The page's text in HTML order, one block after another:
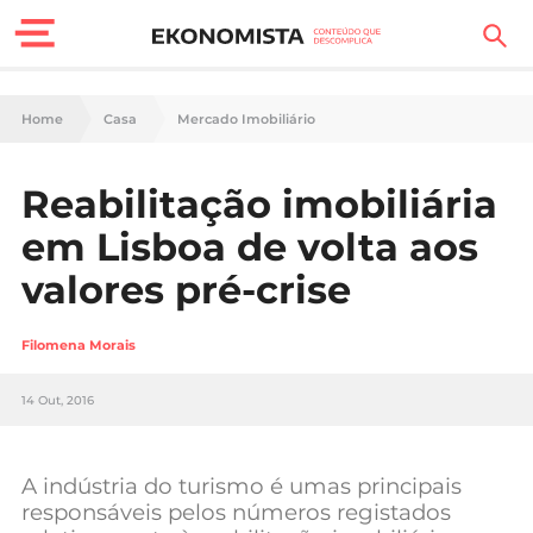
Finanças Pessoais
Carreira
Casa
Lifestyle
Sociedade
Negócios
Home Casa Mercado Imobiliário
Reabilitação imobiliária
em Lisboa de volta aos
valores pré-crise
Filomena Morais
14 Out, 2016
A indústria do turismo é umas principais
responsáveis pelos números registados